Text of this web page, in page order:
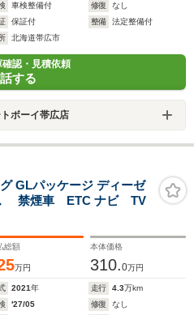
車検整備付 修復
なし
保証付 整備
法定整備付
北海道帯広市
認・見積依頼
する
ボーイ帯広店
GLパッケージ ディーゼ
禁煙車 ETC ナビ TV
総額
万円
本体価格
310.0万円
2021年 走行 4.3万km
'27/05 修復
なし